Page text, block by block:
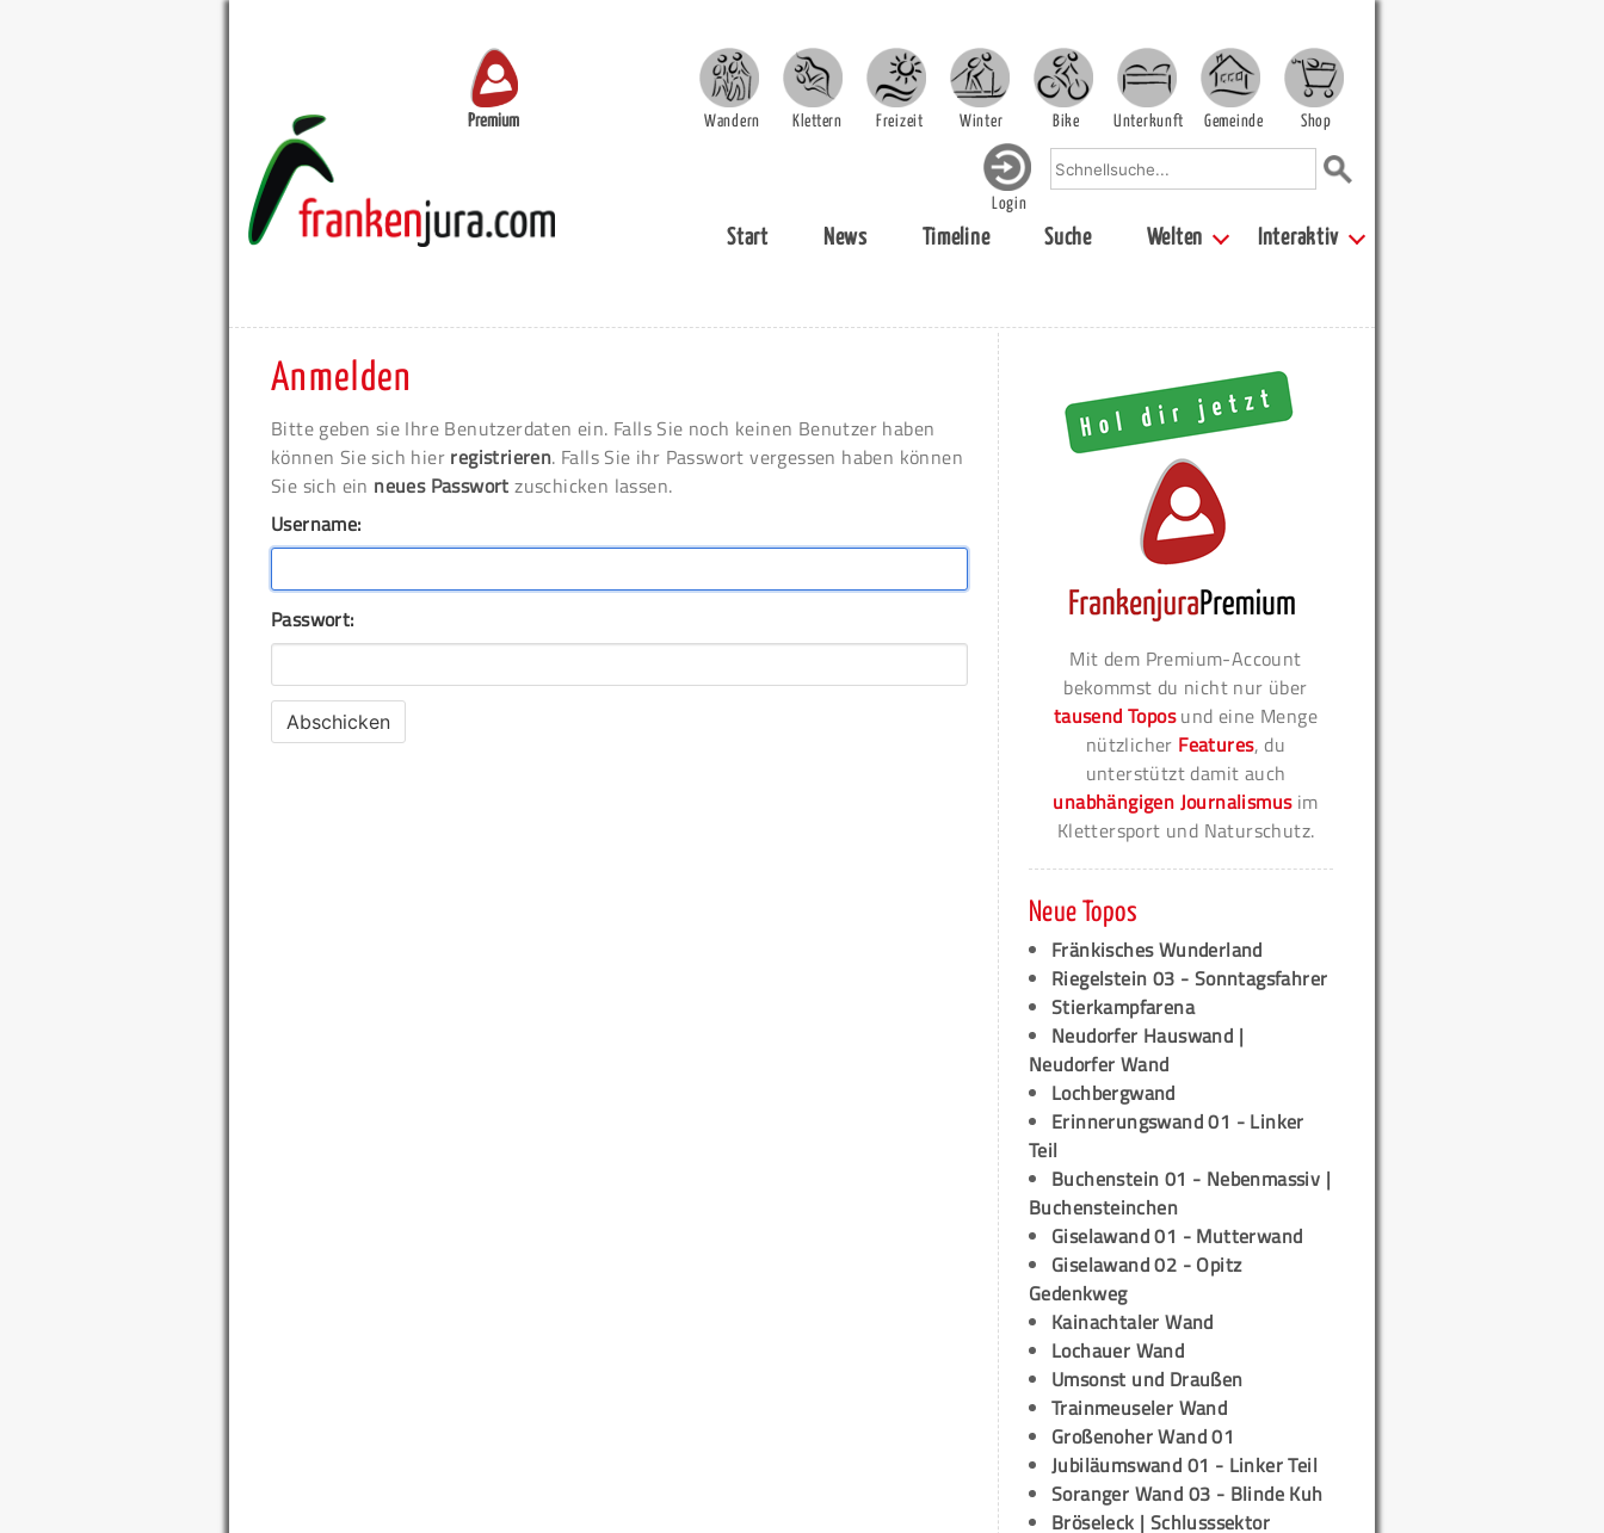
Premium Wandern Klettern Freizeit Winter Bike Unterkunft Gemeinde Shop
Login
Start News Timeline Suche Welten Interaktiv
Anmelden
Bitte geben sie Ihre Benutzerdaten ein. Falls Sie noch keinen Benutzer haben
können Sie sich hier registrieren. Falls Sie ihr Passwort vergessen haben können
Sie sich ein neues Passwort zuschicken lassen.
Username:
Passwort:
Mit dem Premium-Account
bekommst du nicht nur über
tausend Toposund eine Menge
nützlicher Features, du
unterstützt damit auch
unabhängigen Journalismusim
Klettersport und Naturschutz.
Neue Topos
Fränkisches Wunderland
Riegelstein 03 - Sonntagsfahrer
Stierkampfarena
Neudorfer Hauswand |
Neudorfer Wand
Lochbergwand
Erinnerungswand 01 - Linker
Teil
Buchenstein 01 - Nebenmassiv |
Buchensteinchen
Giselawand 01 - Mutterwand
Giselawand 02 - Opitz
Gedenkweg
Kainachtaler Wand
Lochauer Wand
Umsonst und Draußen
Trainmeuseler Wand
Großenoher Wand 01
Jubiläumswand 01 - Linker Teil
Soranger Wand 03 - Blinde Kuh
Bröseleck | Schlusssektor